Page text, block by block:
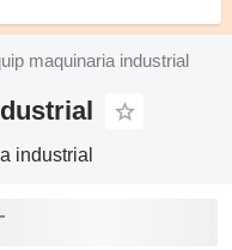
maquinaria industrial
industrial